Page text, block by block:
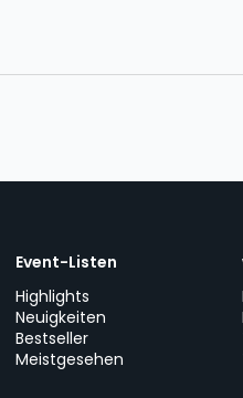
Event-Listen
Highlights
Neuigkeiten
Bestseller
Meistgesehen